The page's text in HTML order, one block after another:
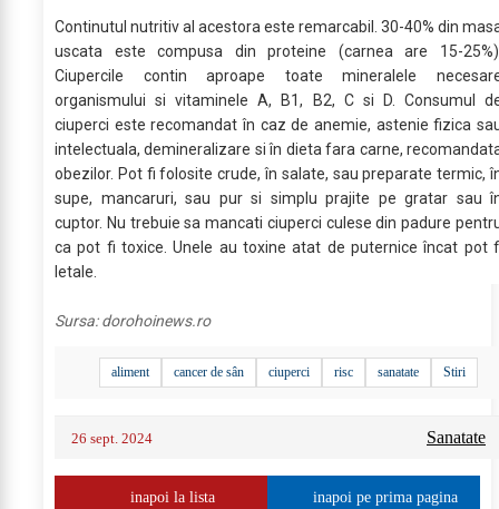
Continutul nutritiv al acestora este remarcabil. 30-40% din
uscata este compusa din proteine (carnea are 15-
Ciupercile contin aproape toate mineralele
organismului si vitaminele A, B1, B2, C si D. Consumul
ciuperci este recomandat în caz de anemie, astenie fizica
intelectuala, demineralizare si în dieta fara carne,
obezilor. Pot fi folosite crude, în salate, sau preparate termic,
supe, mancaruri, sau pur si simplu prajite pe gratar sau
cuptor. Nu trebuie sa mancati ciuperci culese din padure
ca pot fi toxice. Unele au toxine atat de puternice încat pot
letale.
Sursa:dorohoinews.ro
aliment cancer de sân ciuperci risc sanatate Stiri
26 sept. 2024 Sanatate
inapoi la lista inapoi pe prima pagina